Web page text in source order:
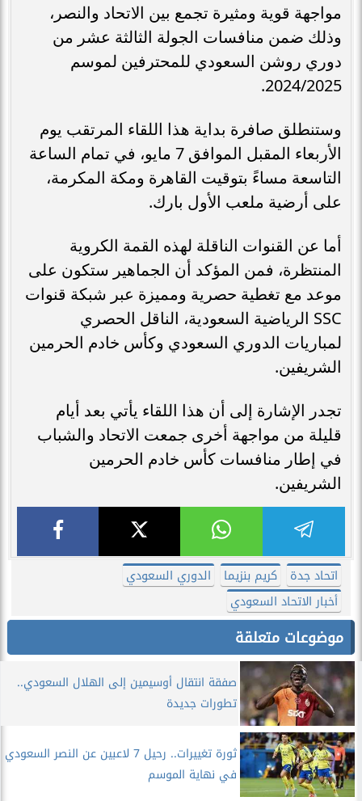
مواجهة قوية ومثيرة تجمع بين الاتحاد والنصر،
وذلك ضمن منافسات الجولة الثالثة عشر من
دوري روشن السعودي للمحترفين لموسم
2024/2025.
وستنطلق صافرة بداية هذا اللقاء المرتقب يوم
الأربعاء المقبل الموافق 7 مايو، في تمام الساعة
التاسعة مساءً بتوقيت القاهرة ومكة المكرمة،
على أرضية ملعب الأول بارك.
أما عن القنوات الناقلة لهذه القمة الكروية
المنتظرة، فمن المؤكد أن الجماهير ستكون على
موعد مع تغطية حصرية ومميزة عبر شبكة قنوات
SSC الرياضية السعودية، الناقل الحصري
لمباريات الدوري السعودي وكأس خادم الحرمين
الشريفين.
تجدر الإشارة إلى أن هذا اللقاء يأتي بعد أيام
قليلة من مواجهة أخرى جمعت الاتحاد والشباب
في إطار منافسات كأس خادم الحرمين
الشريفين.
اتحاد جدة كريم بنزيما
الدوري السعودي
أخبار الاتحاد السعودي
موضوعات متعلقة
صفقة انتقال أوسيمين إلى الهلال السعودي..
تطورات جديدة
ثورة تغييرات.. رحيل 7 لاعبين عن النصر السعودي
في نهاية الموسم